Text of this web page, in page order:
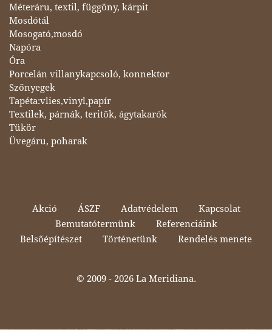
Méteráru, textil, függöny, kárpit
Mosdótál
Mosogató,mosdó
Napóra
Óra
Porcelán villanykapcsoló, konnektor
Szőnyegek
Tapéta:vlies,vinyl,papír
Textilek, párnák, teritők, ágytakarók
Tükör
Üvegáru, poharak
Akció ÁSZF Adatvédelem
Kapcsolat
Bemutatótermünk
Referenciáink
Belsőépítészet
Történetünk Rendelés menete
© 2009 - 2026 La Meridiana.